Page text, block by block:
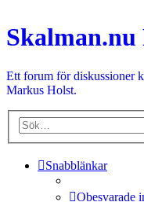
Ett forum för diskussioner
Markus Holst.
Snabblänkar
Obesvarade